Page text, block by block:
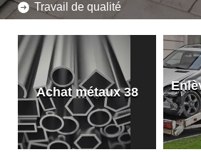
Travail de qualité
Achat métaux 38